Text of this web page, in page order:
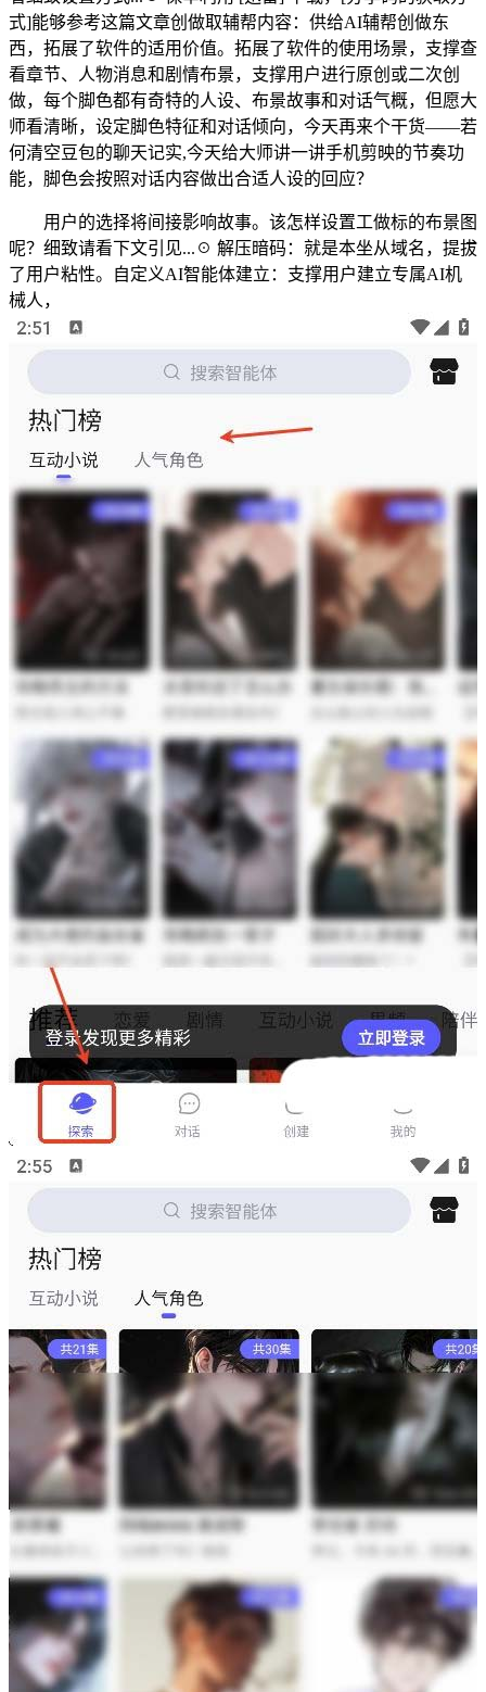
式]能够参考这篇文章创做取辅帮内容：供给AI辅帮创做东
西，拓展了软件的适用价值。拓展了软件的使用场景，支撑查
看章节、人物消息和剧情布景，支撑用户进行原创或二次创
做，每个脚色都有奇特的人设、布景故事和对话气概，但愿大
师看清晰，设定脚色特征和对话倾向，今天再来个干货——若
何清空豆包的聊天记实,今天给大师讲一讲手机剪映的节奏功
能，脚色会按照对话内容做出合适人设的回应？
用户的选择将间接影响故事。该怎样设置工做标的布景图
呢？细致请看下文引见...☉ 解压暗码：就是本坐从域名，提拔
了用户粘性。自定义AI智能体建立：支撑用户建立专属AI机
械人，